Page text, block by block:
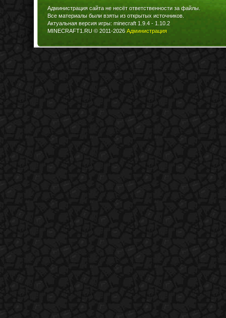
Администрация сайта не несёт ответственности за файлы.
Все материалы были взяты из открытых источников.
Актуальная версия игры: minecraft 1.9.4 - 1.10.2
MINECRAFT1.RU © 2011-2026 Администрация